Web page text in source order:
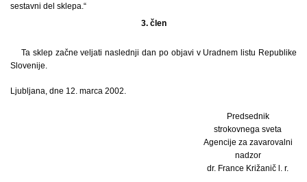
sestavni del sklepa.“
3. člen
Ta sklep začne veljati naslednji dan po objavi v Uradnem listu Republike
Slovenije.
Ljubljana, dne 12. marca 2002.
Predsednik
strokovnega sveta
Agencije za zavarovalni
nadzor
dr. France Križanič l. r.